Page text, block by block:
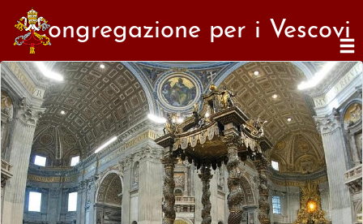
Congregazione per i Vescovi